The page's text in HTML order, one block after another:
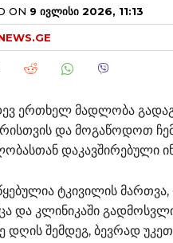
ON 9 ᲘᲕᲚᲘᲡᲘ 2026, 11:13
ერთხელ მადლობა
და მოგაწოდოთ
დაკავშირებული
ტკივილის
და კლინიკაში
დღის შემდეგ, ბევრად